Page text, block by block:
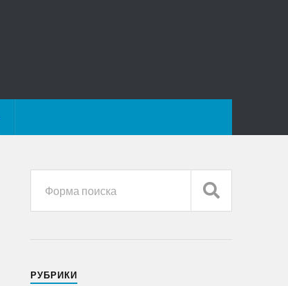
РУБРИКИ